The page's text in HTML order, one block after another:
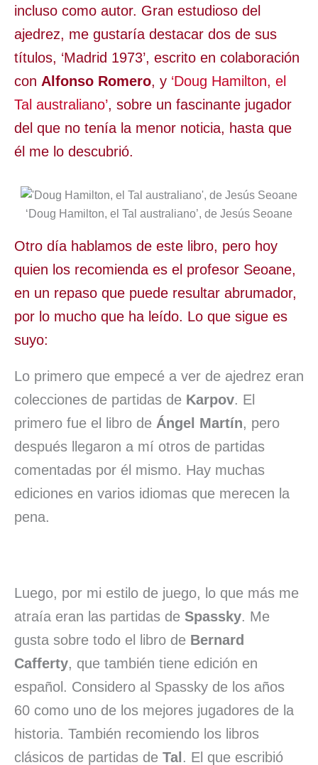
incluso como autor. Gran estudioso del
ajedrez, me gustaría destacar dos de sus
títulos, ‘Madrid 1973’, escrito en colaboración
con Alfonso Romero, y ‘Doug Hamilton, el
Tal australiano’, sobre un fascinante jugador
del que no tenía la menor noticia, hasta que
él me lo descubrió.
‘Doug Hamilton, el Tal australiano’, de Jesús Seoane
Otro día hablamos de este libro, pero hoy
quien los recomienda es el profesor Seoane,
en un repaso que puede resultar abrumador,
por lo mucho que ha leído. Lo que sigue es
suyo:
Lo primero que empecé a ver de ajedrez eran
colecciones de partidas de Karpov. El
primero fue el libro de Ángel Martín, pero
después llegaron a mí otros de partidas
comentadas por él mismo. Hay muchas
ediciones en varios idiomas que merecen la
pena.
Luego, por mi estilo de juego, lo que más me
atraía eran las partidas de Spassky. Me
gusta sobre todo el libro de Bernard
Cafferty, que también tiene edición en
español. Considero al Spassky de los años
60 como uno de los mejores jugadores de la
historia. También recomiendo los libros
clásicos de partidas de Tal . El que escribió